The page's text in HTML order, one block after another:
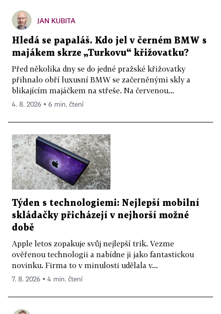
JAN KUBITA
Hledá se papaláš. Kdo jel v černém BMW s
majákem skrze „Turkovu“ křižovatku?
Před několika dny se do jedné pražské křižovatky
přihnalo obří luxusní BMW se začerněnými skly a
blikajícím majáčkem na střeše. Na červenou...
4. 8. 2026 ▪ 6 min. čtení
Týden s technologiemi: Nejlepší mobilní
skládačky přicházejí v nejhorší možné
době
Apple letos zopakuje svůj nejlepší trik. Vezme
ověřenou technologii a nabídne ji jako fantastickou
novinku. Firma to v minulosti udělala v...
7. 8. 2026 ▪ 4 min. čtení